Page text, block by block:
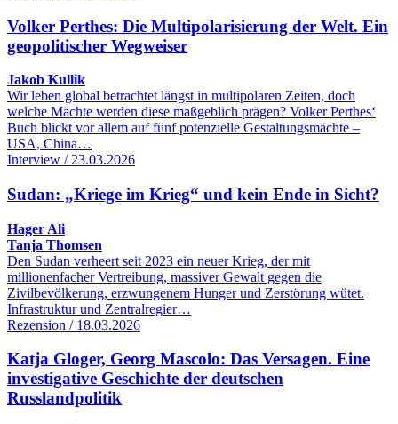
Volker Perthes: Die Multipolarisierung der Welt. Ein
geopolitischer Wegweiser
Jakob Kullik
Wir leben global betrachtet längst in multipolaren Zeiten, doch
welche Mächte werden diese maßgeblich prägen? Volker Perthes‘
Buch blickt vor allem auf fünf potenzielle Gestaltungsmächte –
USA, China…
Interview / 23.03.2026
Sudan: „Kriege im Krieg“ und kein Ende in Sicht?
Hager Ali
Tanja Thomsen
Den Sudan verheert seit 2023 ein neuer Krieg, der mit
millionenfacher Vertreibung, massiver Gewalt gegen die
Zivilbevölkerung, erzwungenem Hunger und Zerstörung wütet.
Infrastruktur und Zentralregier…
Rezension / 18.03.2026
Katja Gloger, Georg Mascolo: Das Versagen. Eine
investigative Geschichte der deutschen
Russlandpolitik